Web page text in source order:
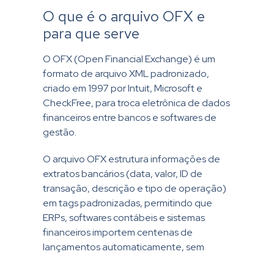
O que é o arquivo OFX e
para que serve
O OFX (Open Financial Exchange) é um
formato de arquivo XML padronizado,
criado em 1997 por Intuit, Microsoft e
CheckFree, para troca eletrônica de dados
financeiros entre bancos e softwares de
gestão.
O arquivo OFX estrutura informações de
extratos bancários (data, valor, ID de
transação, descrição e tipo de operação)
em tags padronizadas, permitindo que
ERPs, softwares contábeis e sistemas
financeiros importem centenas de
lançamentos automaticamente, sem